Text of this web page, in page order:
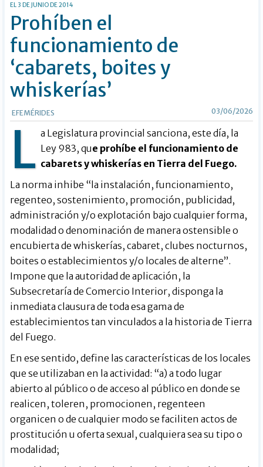
EL 3 DE JUNIO DE 2014
Prohíben el
funcionamiento de
‘cabarets, boites y
whiskerías’
EFEMÉRIDES 03/06/2026
L a Legislatura provincial sanciona, este día, la
Ley 983, que prohíbe el funcionamiento de
cabarets y whiskerías en Tierra del Fuego.
La norma inhibe “la instalación, funcionamiento,
regenteo, sostenimiento, promoción, publicidad,
administración y/o explotación bajo cualquier forma,
modalidad o denominación de manera ostensible o
encubierta de whiskerías, cabaret, clubes nocturnos,
boites o establecimientos y/o locales de alterne”.
Impone que la autoridad de aplicación, la
Subsecretaría de Comercio Interior, disponga la
inmediata clausura de toda esa gama de
establecimientos tan vinculados a la historia de Tierra
del Fuego.
En ese sentido, define las características de los locales
que se utilizaban en la actividad: “a) a todo lugar
abierto al público o de acceso al público en donde se
realicen, toleren, promocionen, regenteen
organicen o de cualquier modo se faciliten actos de
prostitución u oferta sexual, cualquiera sea su tipo o
modalidad;